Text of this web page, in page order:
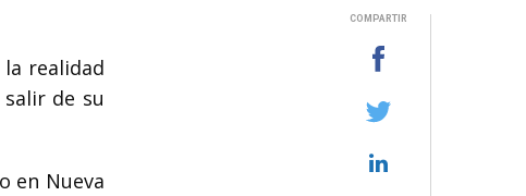
realidad
de su
en Nueva
COMPARTIR